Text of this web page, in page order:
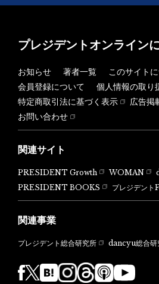
プレジデントオンライン
お知らせ 著者一覧
このサイト
会員登録について
個人情報の取り
特定商取引法に基づく表示
広告掲
お問い合わせ
関連サイト
PRESIDENT Growth WOMAN
PRESIDENT BOOKS
プレジデン
関連事業
プレジデント総合研究所 dancyu総合研